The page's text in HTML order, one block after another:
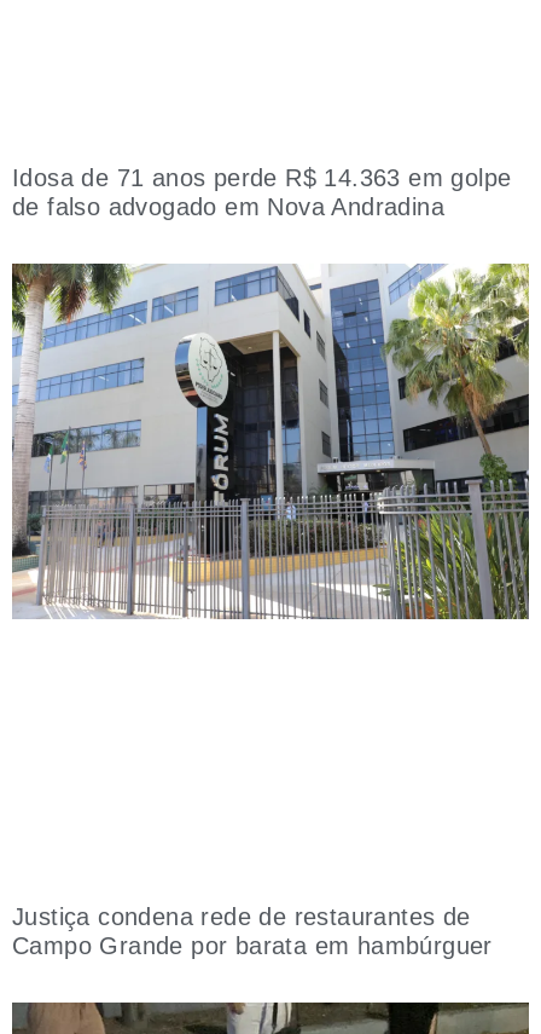
Idosa de 71 anos perde R$ 14.363 em golpe
de falso advogado em Nova Andradina
Justiça condena rede de restaurantes de
Campo Grande por barata em hambúrguer